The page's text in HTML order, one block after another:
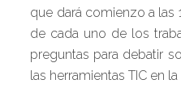
que dará comienzo a las
de cada uno de los
preguntas para debatir
las herramientas TIC en